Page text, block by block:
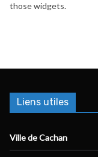
those widgets.
Liens utiles
Ville de Cachan